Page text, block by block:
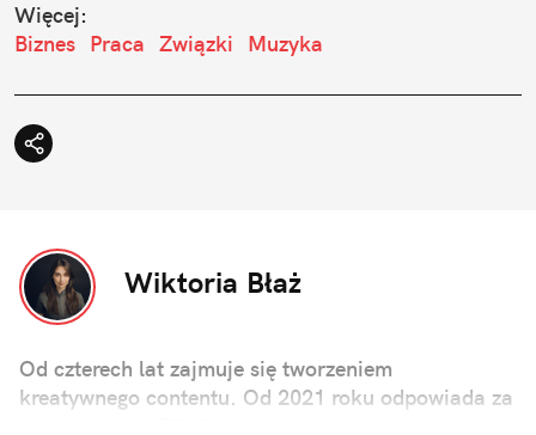
Więcej:
Biznes Praca Związki Muzyka
Wiktoria Błaż
Od czterech lat zajmuje się tworzeniem
kreatywnego contentu. Od 2021 roku odpowiada za